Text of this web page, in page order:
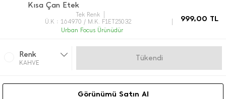
Kısa Çan Etek
Tek Renk
Ü.K : 164970 / M.K. F1ET25032
Urban Focus Ürünüdür
999,00 TL
Renk
KAHVE
Gelince Haber Ver
Görünümü Satın Al